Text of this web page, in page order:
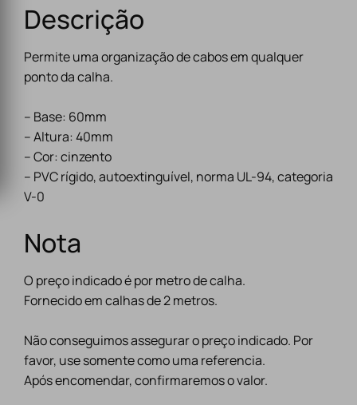
Descrição
Permite uma organização de cabos em qualquer
ponto da calha.
– Base: 60mm
– Altura: 40mm
– Cor: cinzento
– PVC rígido, autoextinguível, norma UL-94, categoria
V-0
Nota
O preço indicado é por metro de calha.
Fornecido em calhas de 2 metros.
Não conseguimos assegurar o preço indicado. Por
favor, use somente como uma referencia.
Após encomendar, confirmaremos o valor.